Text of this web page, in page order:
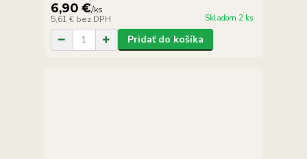
6,90 €/ks
5,61 € bez DPH Skladom 2 ks
Pridať do košíka